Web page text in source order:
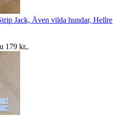
Jack, Även vilda hundar, Hellre
179 kr,.